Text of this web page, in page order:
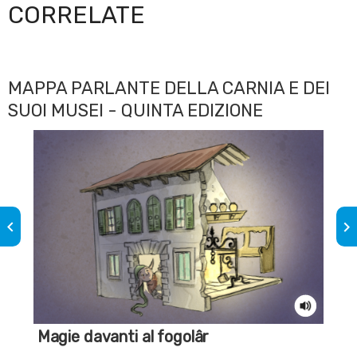
CORRELATE
MAPPA PARLANTE DELLA CARNIA E DEI
SUOI MUSEI - QUINTA EDIZIONE
Magie davanti al fogolâr
keyboard_arrow_left keyboard_arrow_right